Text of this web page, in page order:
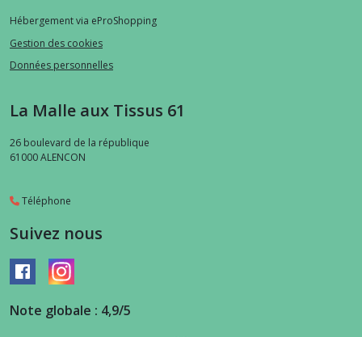
Hébergement via eProShopping
Gestion des cookies
Données personnelles
La Malle aux Tissus 61
26 boulevard de la république
61000ALENCON
Téléphone
Suivez nous
Note globale : 4,9/5